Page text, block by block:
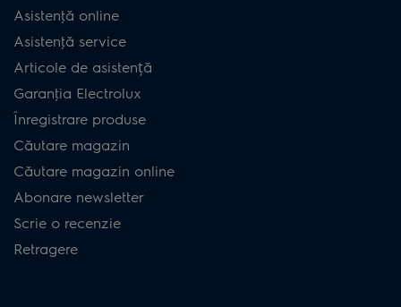
Asistenţă online
Asistenţă service
Articole de asistență
Garanţia Electrolux
Înregistrare produse
Căutare magazin
Căutare magazin online
Abonare newsletter
Scrie o recenzie
Retragere